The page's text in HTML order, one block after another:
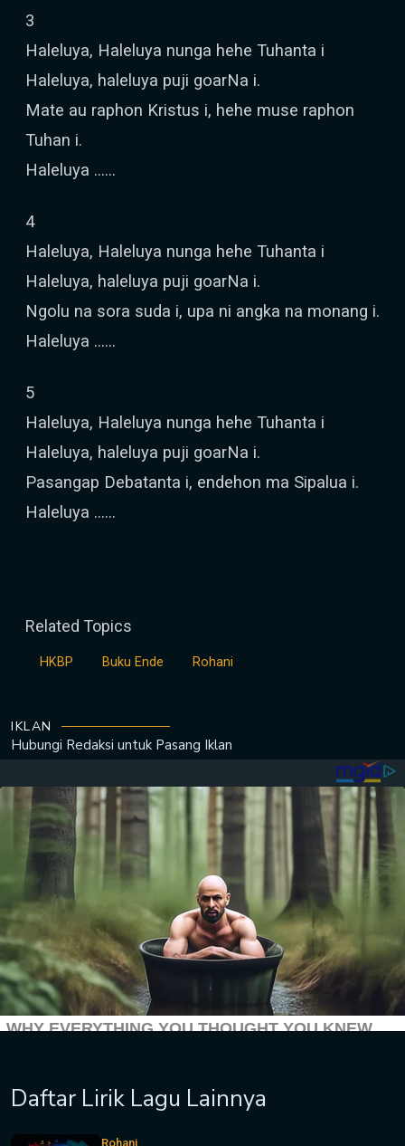
3
Haleluya, Haleluya nunga hehe Tuhanta i
Haleluya, haleluya puji goarNa i.
Mate au raphon Kristus i, hehe muse raphon
Tuhan i.
Haleluya ……
4
Haleluya, Haleluya nunga hehe Tuhanta i
Haleluya, haleluya puji goarNa i.
Ngolu na sora suda i, upa ni angka na monang i.
Haleluya ……
5
Haleluya, Haleluya nunga hehe Tuhanta i
Haleluya, haleluya puji goarNa i.
Pasangap Debatanta i, endehon ma Sipalua i.
Haleluya ……
Related Topics
HKBP Buku Ende Rohani
IKLAN
Hubungi Redaksi untuk Pasang Iklan
Daftar Lirik Lagu Lainnya
Rohani